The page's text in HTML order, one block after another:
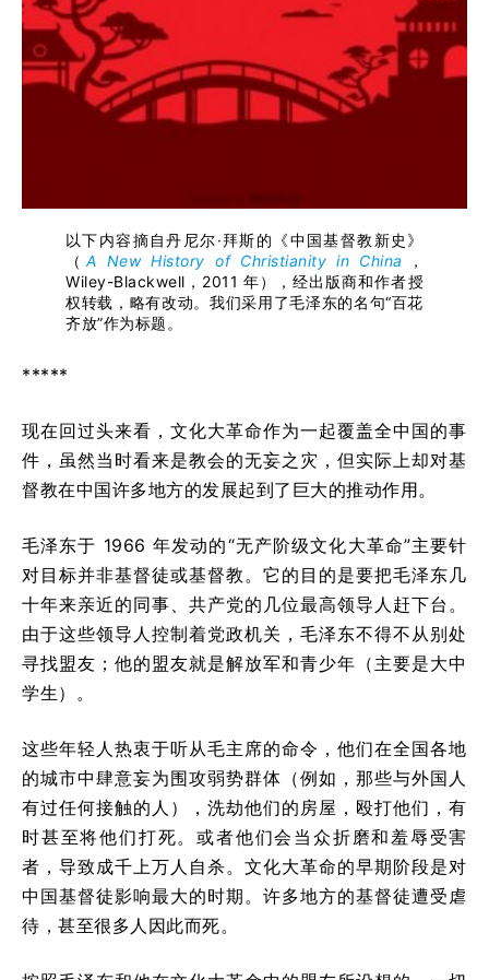
以下内容摘自丹尼尔·拜斯的《中国基督教新史》
（A New History of Christianity in China
，
Wiley-Blackwell，2011 年），经出版商和作者授
权转载，略有改动。我们采用了毛泽东的名句“百花
齐放”作为标题。
*****
现在回过头来看，文化大革命作为一起覆盖全中国的事
件，虽然当时看来是教会的无妄之灾，但实际上却对基
督教在中国许多地方的发展起到了巨大的推动作用。
毛泽东于 1966 年发动的“无产阶级文化大革命”主要针
对目标并非基督徒或基督教。它的目的是要把毛泽东几
十年来亲近的同事、共产党的几位最高领导人赶下台。
由于这些领导人控制着党政机关，毛泽东不得不从别处
寻找盟友；他的盟友就是解放军和青少年（主要是大中
学生）。
这些年轻人热衷于听从毛主席的命令，他们在全国各地
的城市中肆意妄为围攻弱势群体（例如，那些与外国人
有过任何接触的人），洗劫他们的房屋，殴打他们，有
时甚至将他们打死。或者他们会当众折磨和羞辱受害
者，导致成千上万人自杀。文化大革命的早期阶段是对
中国基督徒影响最大的时期。许多地方的基督徒遭受虐
待，甚至很多人因此而死。